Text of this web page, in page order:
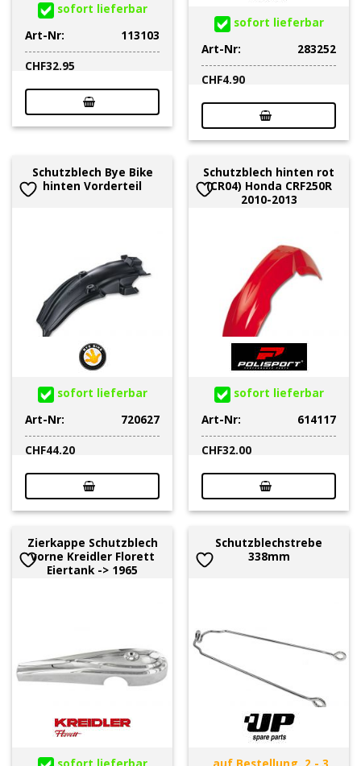
sofort lieferbar
Art-Nr:
113103
CHF32.95
sofort lieferbar
Art-Nr:
283252
CHF4.90
Schutzblech Bye Bike
hinten Vorderteil
sofort lieferbar
Art-Nr:
720627
CHF44.20
Schutzblech hinten rot
(CR04) Honda CRF250R
2010-2013
sofort lieferbar
Art-Nr:
614117
CHF32.00
Zierkappe Schutzblech
vorne Kreidler Florett
Eiertank -> 1965
Schutzblechstrebe
338mm